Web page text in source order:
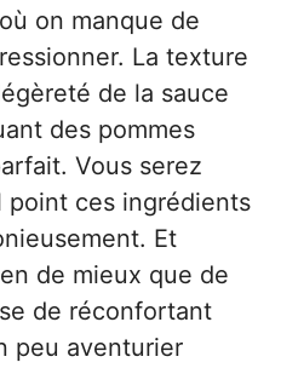
on manque de
La texture
de la sauce
des pommes
Vous serez
point ces ingrédients
Et
de mieux que de
de réconfortant
peu aventurier